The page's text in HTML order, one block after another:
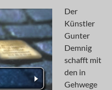
Der
Künstler
Gunter
Demnig
schafft mit
den in
Gehwege